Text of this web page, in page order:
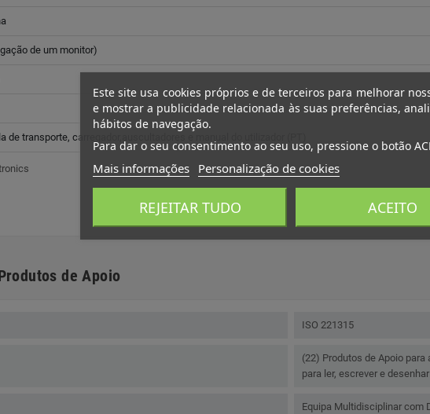
de um monitor)
de transporte, carregador,auscultadores e manual do utilizador (PT)
de Apoio
ISO 221315
(22) Produtos de Apoio
para ler, escrever e
Equipa Multidisciplinar com
Este site usa cookies próprios e de terceiros para melhorar
e mostrar a publicidade relacionada às suas preferências,
hábitos de navegação.
Para dar o seu consentimento ao seu uso, pressione o botão
Mais informações Personalização de cookies
REJEITAR TUDO ACEITO